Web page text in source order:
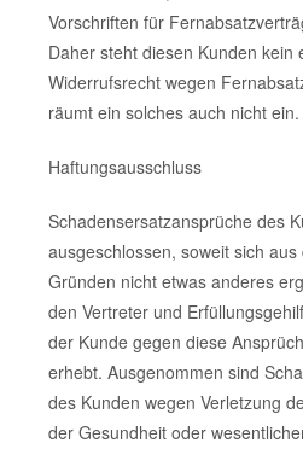
Vorschriften für
Daher steht diesen Kunden kein
Widerrufsrecht wegen
räumt ein solches auch nicht ein.
Haftungsausschluss
Schadensersatzansprüche des
ausgeschlossen, soweit sich
Gründen nicht etwas anderes
den Vertreter und
der Kunde gegen diese
erhebt. Ausgenommen sind
des Kunden wegen Verletzung
der Gesundheit oder